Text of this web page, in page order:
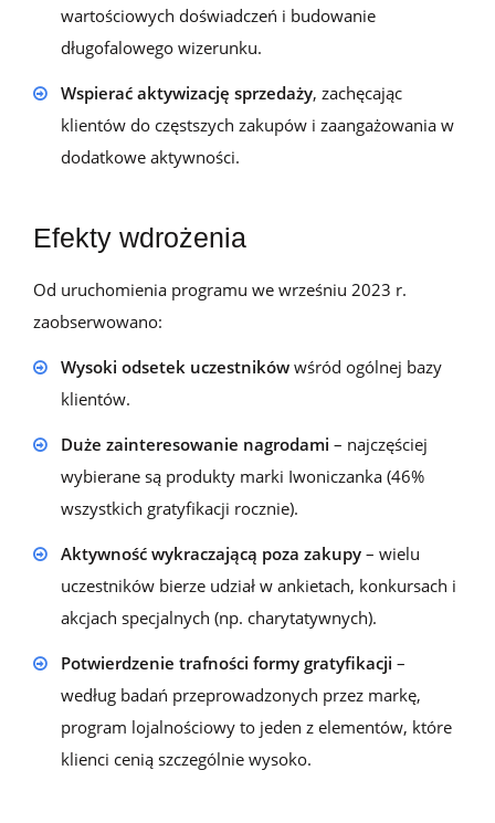
wartościowych doświadczeń i budowanie
długofalowego wizerunku.
Wspierać aktywizację sprzedaży, zachęcając
klientów do częstszych zakupów i zaangażowania w
dodatkowe aktywności.
Efekty wdrożenia
Od uruchomienia programu we wrześniu 2023 r.
zaobserwowano:
Wysoki odsetek uczestników wśród ogólnej bazy
klientów.
Duże zainteresowanie nagrodami – najczęściej
wybierane są produkty marki Iwoniczanka (46%
wszystkich gratyfikacji rocznie).
Aktywność wykraczającą poza zakupy – wielu
uczestników bierze udział w ankietach, konkursach i
akcjach specjalnych (np. charytatywnych).
Potwierdzenie trafności formy gratyfikacji –
według badań przeprowadzonych przez markę,
program lojalnościowy to jeden z elementów, które
klienci cenią szczególnie wysoko.